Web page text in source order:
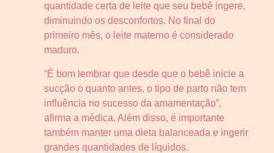
quantidade certa de leite que seu bebê ingere,
diminuindo os desconfortos. No final do
primeiro mês, o leite materno é considerado
maduro.
“É bom lembrar que desde que o bebê inicie a
sucção o quanto antes, o tipo de parto não tem
influência no sucesso da amamentação”,
afirma a médica. Além disso, é importante
também manter uma dieta balanceada e ingerir
grandes quantidades de líquidos.